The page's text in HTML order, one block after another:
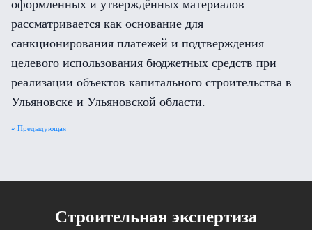
оформленных и утверждённых материалов
рассматривается как основание для
санкционирования платежей и подтверждения
целевого использования бюджетных средств при
реализации объектов капитального строительства в
Ульяновске и Ульяновской области.
« Предыдующая
Cтроительная экспертиза